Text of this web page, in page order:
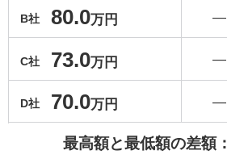
B社 80.0万円
C社 73.0万円
D社 70.0万円
―
―
―
最高額と最低額の差額：